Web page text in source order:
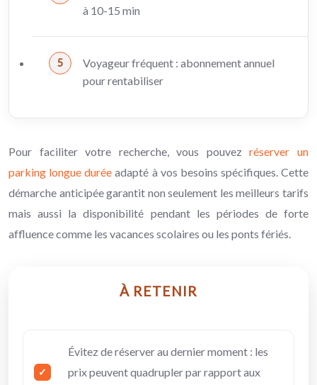
à 10-15 min
Voyageur fréquent : abonnement annuel
pour rentabiliser
Pour faciliter votre recherche, vous pouvezréserver un
parking longue durée adapté à vos besoins spécifiques. Cette
démarche anticipée garantit non seulement les meilleurs tarifs
mais aussi la disponibilité pendant les périodes de forte
affluence comme les vacances scolaires ou les ponts fériés.
À RETENIR
Évitez de réserver au dernier moment : les
prix peuvent quadrupler par rapport aux